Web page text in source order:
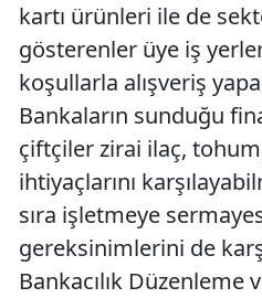
kartı ürünleri ile de
gösterenler üye iş
koşullarla alışveriş
Bankaların sunduğu
çiftçiler zirai ilaç,
ihtiyaçlarını
sıra işletmeye
gereksinimlerini de
Bankacılık Düzenleme